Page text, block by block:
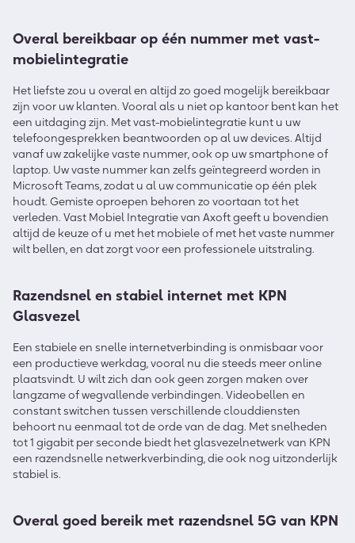
Overal bereikbaar op één nummer met vast-
mobielintegratie
Het liefste zou u overal en altijd zo goed mogelijk bereikbaar
zijn voor uw klanten. Vooral als u niet op kantoor bent kan het
een uitdaging zijn. Met vast-mobielintegratie kunt u uw
telefoongesprekken beantwoorden op al uw devices. Altijd
vanaf uw zakelijke vaste nummer, ook op uw smartphone of
laptop. Uw vaste nummer kan zelfs geïntegreerd worden in
Microsoft Teams, zodat u al uw communicatie op één plek
houdt. Gemiste oproepen behoren zo voortaan tot het
verleden. Vast Mobiel Integratie van Axoft geeft u bovendien
altijd de keuze of u met het mobiele of met het vaste nummer
wilt bellen, en dat zorgt voor een professionele uitstraling.
Razendsnel en stabiel internet met KPN
Glasvezel
Een stabiele en snelle internetverbinding is onmisbaar voor
een productieve werkdag, vooral nu die steeds meer online
plaatsvindt. U wilt zich dan ook geen zorgen maken over
langzame of wegvallende verbindingen. Videobellen en
constant switchen tussen verschillende clouddiensten
behoort nu eenmaal tot de orde van de dag. Met snelheden
tot 1 gigabit per seconde biedt het glasvezelnetwerk van KPN
een razendsnelle netwerkverbinding, die ook nog uitzonderlijk
stabiel is.
Overal goed bereik met razendsnel 5G van KPN